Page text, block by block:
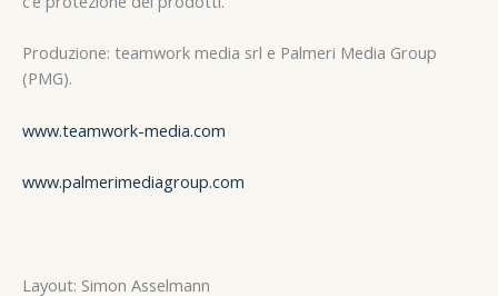
Produzione: teamwork media srl e Palmeri Media Group
(PMG).
www.teamwork-media.com
www.palmerimediagroup.com
Layout: Simon Asselmann